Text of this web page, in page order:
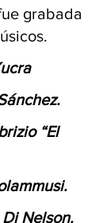
grabada
“El
Dj Nelson.